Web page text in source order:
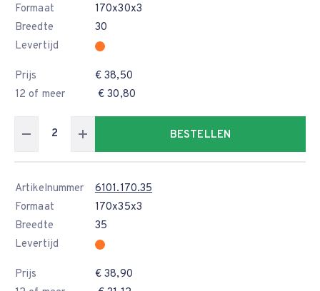
Formaat
170x30x3
Breedte
30
Levertijd
Prijs
€ 38,50
12 of meer
€ 30,80
BESTELLEN
Artikelnummer
6101.170.35
Formaat
170x35x3
Breedte
35
Levertijd
Prijs
€ 38,90